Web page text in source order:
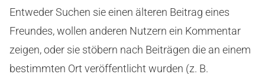
Entweder Suchen sie einen älteren Beitrag eines
Freundes, wollen anderen Nutzern ein Kommentar
zeigen, oder sie stöbern nach Beiträgen die an einem
bestimmten Ort veröffentlicht wurden (z. B.